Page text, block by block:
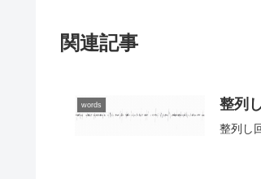
関連記事
words 整列
整列し